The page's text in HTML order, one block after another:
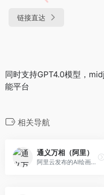
链接直达
同时支持GPT4.0模型，
能平台
相关导航
通义万相（阿里）
阿里云发布的AI绘画创作模型，具有文生图、风格迁移、相似图生成三大核心能力，可以帮助用户实现无限的创意